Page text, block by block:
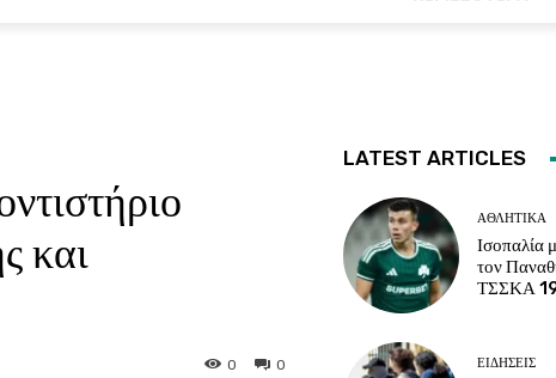
και
0
0
LATEST ARTICLES
ΑΘΛΗΤΙΚΑ
Ισοπαλία
τον
ΤΣΣΚΑ
ΕΙΔΗΣΕΙΣ